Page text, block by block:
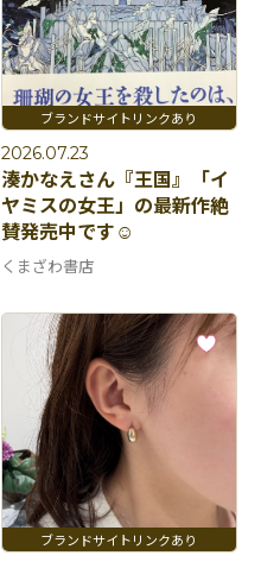
2026.07.23
湊かなえさん『王国』「イ
ヤミスの女王」の最新作絶
賛発売中です☺️
くまざわ書店